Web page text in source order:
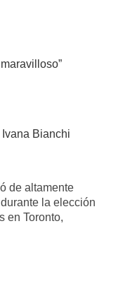
Bianchi
de altamente
la elección
en Toronto,